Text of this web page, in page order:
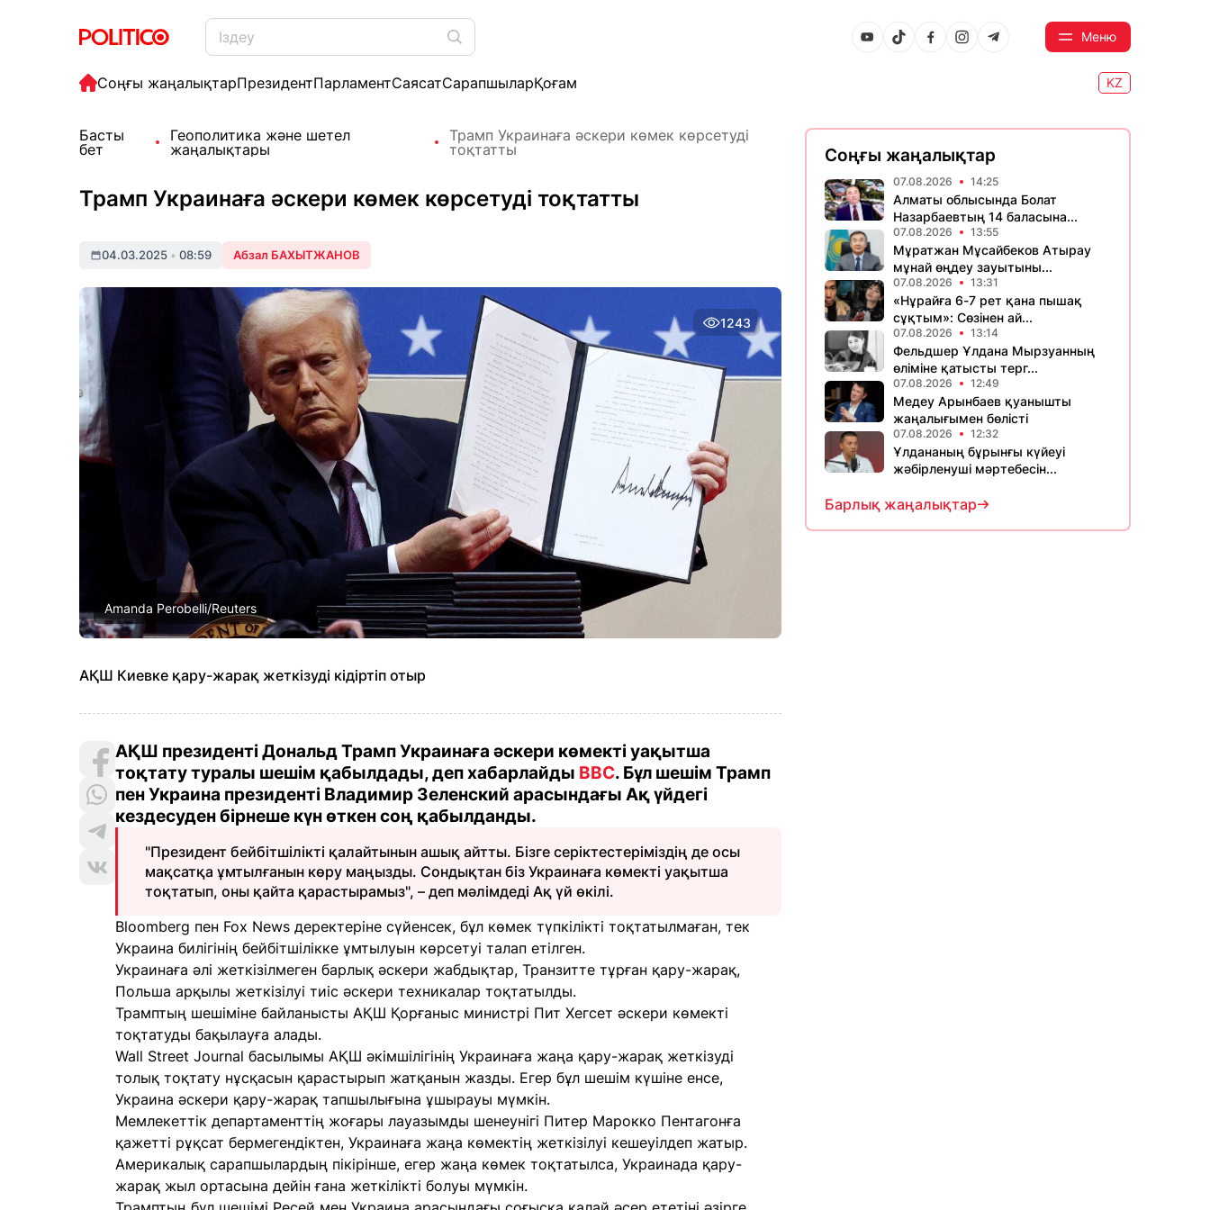
Меню
Соңғы жаңалықтарПрезидентПарламентСаясатСарапшыларҚоғам KZ
Басты
бет
Геополитика және шетел
жаңалықтары
Трамп Украинаға әскери көмек көрсетуді
тоқтатты
Трамп Украинаға әскери көмек көрсетуді тоқтатты
04.03.2025 • 08:59 Абзал БАХЫТЖАНОВ
1243
Amanda Perobelli/Reuters
АҚШ Киевке қару-жарақ жеткізуді кідіртіп отыр
АҚШ президенті Дональд Трамп Украинаға әскери көмекті уақытша
тоқтату туралы шешім қабылдады, деп хабарлайды BBC. Бұл шешім Трамп
пен Украина президенті Владимир Зеленский арасындағы Ақ үйдегі
кездесуден бірнеше күн өткен соң қабылданды.
"Президент бейбітшілікті қалайтынын ашық айтты. Бізге серіктестеріміздің де осы
мақсатқа ұмтылғанын көру маңызды. Сондықтан біз Украинаға көмекті уақытша
тоқтатып, оны қайта қарастырамыз", – деп мәлімдеді Ақ үй өкілі.
Bloomberg пен Fox News деректеріне сүйенсек, бұл көмек түпкілікті тоқтатылмаған, тек
Украина билігінің бейбітшілікке ұмтылуын көрсетуі талап етілген.
Украинаға әлі жеткізілмеген барлық әскери жабдықтар, Транзитте тұрған қару-жарақ,
Польша арқылы жеткізілуі тиіс әскери техникалар тоқтатылды.
Трамптың шешіміне байланысты АҚШ Қорғаныс министрі Пит Хегсет әскери көмекті
тоқтатуды бақылауға алады.
Wall Street Journal басылымы АҚШ әкімшілігінің Украинаға жаңа қару-жарақ жеткізуді
толық тоқтату нұсқасын қарастырып жатқанын жазды. Егер бұл шешім күшіне енсе,
Украина әскери қару-жарақ тапшылығына ұшырауы мүмкін.
Мемлекеттік департаменттің жоғары лауазымды шенеунігі Питер Марокко Пентагонға
қажетті рұқсат бермегендіктен, Украинаға жаңа көмектің жеткізілуі кешеуілдеп жатыр.
Америкалық сарапшылардың пікірінше, егер жаңа көмек тоқтатылса, Украинада қару-
жарақ жыл ортасына дейін ғана жеткілікті болуы мүмкін.
Соңғы жаңалықтар
07.08.2026 14:25
Алматы облысында Болат
Назарбаевтың 14 баласына...
07.08.2026 13:55
Мұратжан Мұсайбеков Атырау
мұнай өңдеу зауытыны...
07.08.2026 13:31
«Нұрайға 6-7 рет қана пышақ
сұқтым»: Сөзінен ай...
07.08.2026 13:14
Фельдшер Ұлдана Мырзуанның
өліміне қатысты терг...
07.08.2026 12:49
Медеу Арынбаев қуанышты
жаңалығымен бөлісті
07.08.2026 12:32
Ұлдананың бұрынғы күйеуі
жәбірленуші мәртебесін...
Барлық жаңалықтар